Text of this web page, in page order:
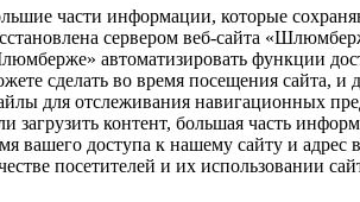
части информации, которые
сервером веб-сайта
автоматизировать функции
сделать во время посещения сайта, и
для отслеживания навигационных
загрузить контент, большая часть
вашего доступа к нашему сайту и адрес
посетителей и их использовании